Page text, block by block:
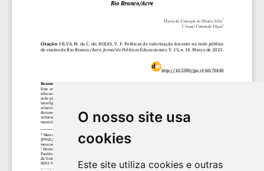
O nosso site usa
cookies
Este site utiliza cookies e outras